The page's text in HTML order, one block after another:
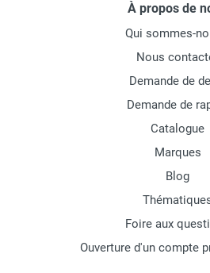
À propos de
Qui sommes-
Nous
Demande de
Demande de
Catalogue
Marques
Blog
Foire aux
Ouverture d'un compte